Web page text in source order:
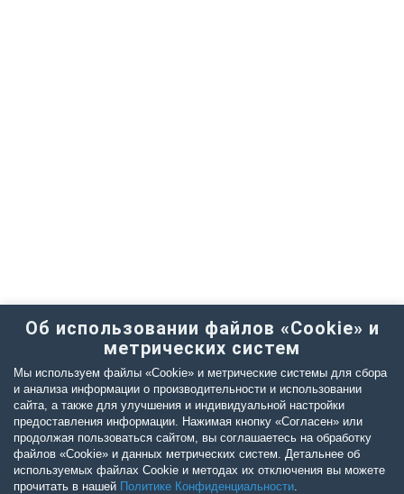
Об использовании файлов «Cookie» и
метрических систем
Мы используем файлы «Cookie» и метрические системы для сбора
и анализа информации о производительности и использовании
сайта, а также для улучшения и индивидуальной настройки
предоставления информации. Нажимая кнопку «Согласен» или
продолжая пользоваться сайтом, вы соглашаетесь на обработку
файлов «Cookie» и данных метрических систем. Детальнее об
используемых файлах Cookie и методах их отключения вы можете
прочитать в нашей Политике Конфиденциальности.